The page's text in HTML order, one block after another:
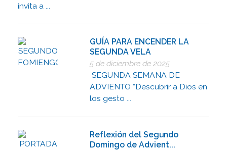
invita a ...
GUÍA PARA ENCENDER LA
SEGUNDA VELA
5 de diciembre de 2025
SEGUNDA SEMANA DE
ADVIENTO “Descubrir a Dios en
los gesto ...
Reflexión del Segundo
Domingo de Advient...